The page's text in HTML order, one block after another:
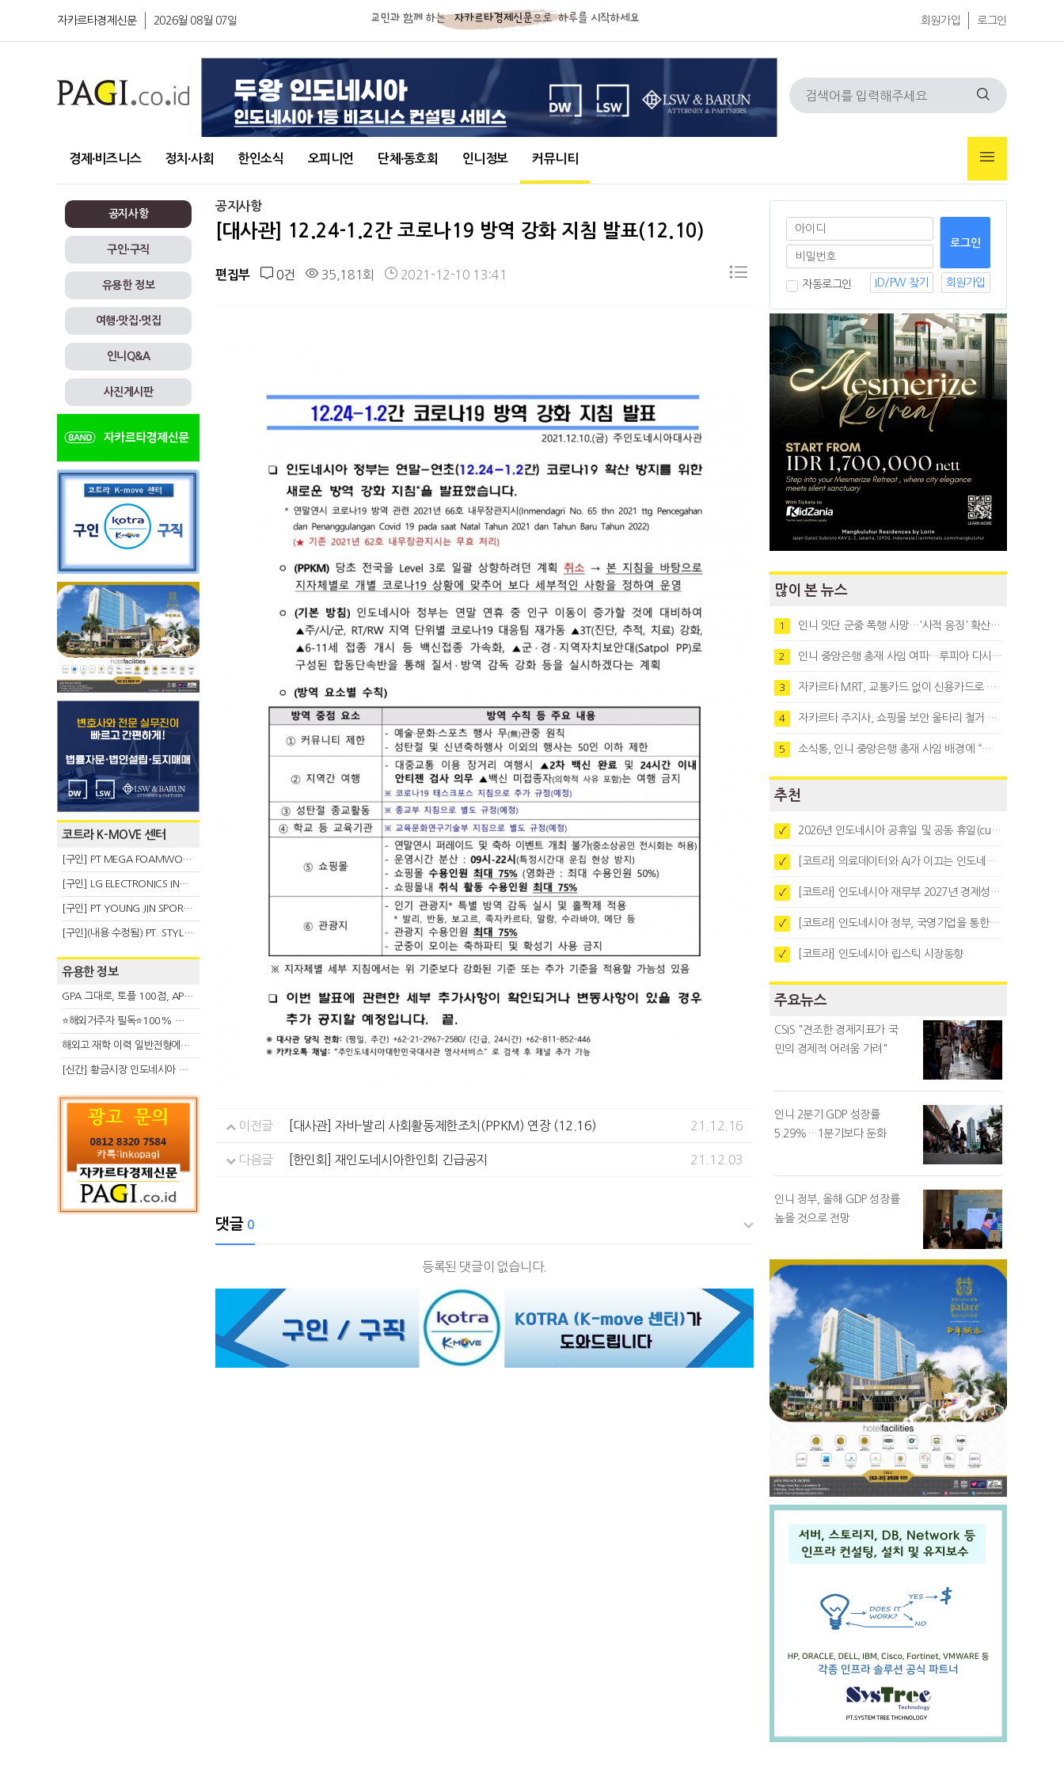
자카르타경제신문 2026월 08월 07일 회원가입 로그인
경제∙비즈니스 정치∙사회 한인소식 오피니언 단체∙동호회 인니정보 커뮤니티
공지사항
구인∙구직
유용한 정보
여행∙맛집∙멋집
인니Q&A
사진게시판
코트라 K-MOVE 센터
[구인] PT MEGA FOAMWORKS INDONESIA
[구인] LG ELECTRONICS INDONESIA
[구인] PT YOUNG JIN SPORT INDONESIA
[구인](내용 수정됨) PT. STYLE KOREAN INDONESIA (스타일 코리안 인도네시아)
유용한 정보
GPA 그대로, 토플 100점, AP 막막 — 원인은 하나입니다
⭐해외거주자 필독⭐100% 온라인 마지막 한국어교원 2급 추가모집 (~8/2)
해외고 재학 이력 일반전형에서 분명한 입시 강점 살리는 전략
[신간] 황금시장 인도네시아 슈퍼리치의 성공 수업
공지사항
[대사관] 12.24-1.2간 코로나19 방역 강화 지침 발표(12.10)
편집부 0건 35,181회 2021-12-10 13:41
이전글 [대사관] 자바-발리 사회활동제한조치(PPKM) 연장 (12.16) 21.12.16
다음글 [한인회] 재인도네시아한인회 긴급공지 21.12.03
댓글 0
등록된 댓글이 없습니다.
자동로그인 ID/PW 찾기 회원가입
많이 본 뉴스
1 인니 잇단 군중 폭행 사망…'사적 응징' 확산에 법치 우려
2 인니 중앙은행 총재 사임 여파…루피아 다시 1만8천대로 약세
3 자카르타 MRT, 교통카드 없이 신용카드로 바로 탄다
4 자카르타 주지사, 쇼핑몰 보안 울타리 철거 요청…"치안 문제없다"
5 소식통, 인니 중앙은행 총재 사임 배경에 “정부와 정책 갈등"
추천
✓ 2026년 인도네시아 공휴일 및 공동 휴일(cuti bersama)
✓ [코트라] 의료데이터와 AI가 이끄는 인도네시아 디지털 헬스케어 시장 트렌드
✓ [코트라] 인도네시아 재무부 2027년 경제성장 전망 및 목표 발표
✓ [코트라] 인도네시아 정부, 국영기업을 통한 석탄·팜유·합금철 수출 중앙집중화 추진
✓ [코트라] 인도네시아 립스틱 시장동향
주요뉴스
CSIS "견조한 경제지표가 국
민의 경제적 어려움 가려"
인니 2분기 GDP 성장률
5.29%…1분기보다 둔화
인니 정부, 올해 GDP 성장률
높을 것으로 전망